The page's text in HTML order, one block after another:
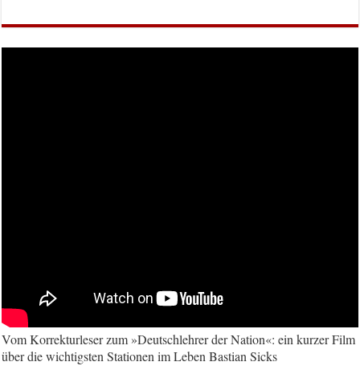
Vom Korrekturleser zum »Deutschlehrer der Nation«: ein kurzer Film
über die wichtigsten Stationen im Leben Bastian Sicks